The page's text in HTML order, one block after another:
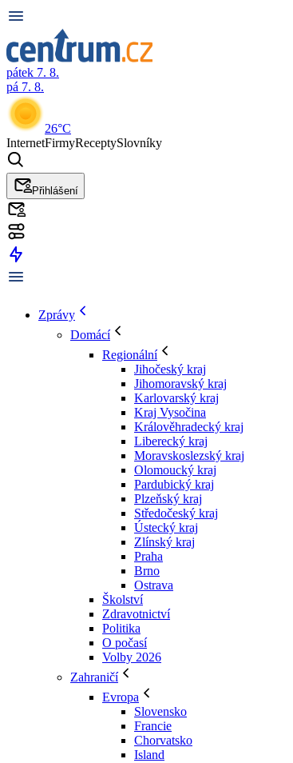
pátek 7. 8.
pá 7. 8.
26°C
InternetFirmyReceptySlovníky
Přihlášení
Zprávy
Domácí
Regionální
Jihočeský kraj
Jihomoravský kraj
Karlovarský kraj
Kraj Vysočina
Králověhradecký kraj
Liberecký kraj
Moravskoslezský kraj
Olomoucký kraj
Pardubický kraj
Plzeňský kraj
Středočeský kraj
Ústecký kraj
Zlínský kraj
Praha
Brno
Ostrava
Školství
Zdravotnictví
Politika
O počasí
Volby 2026
Zahraničí
Evropa
Slovensko
Francie
Chorvatsko
Island